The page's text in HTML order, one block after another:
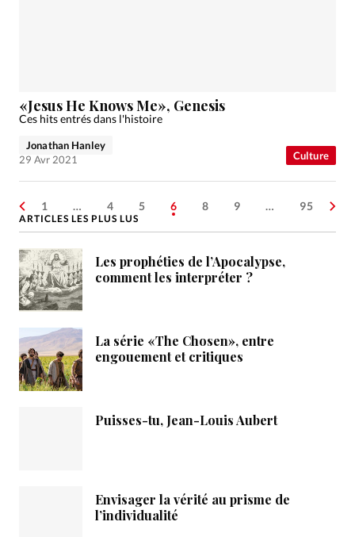
Culture
«Jesus He Knows Me», Genesis
Ces hits entrés dans l'histoire
Jonathan Hanley
29 Avr 2021
1 … 4 5 6 8 9 … 95
ARTICLES LES PLUS LUS
Les prophéties de l’Apocalypse,
comment les interpréter ?
La série «The Chosen», entre
engouement et critiques
Puisses-tu, Jean-Louis Aubert
Envisager la vérité au prisme de
l’individualité